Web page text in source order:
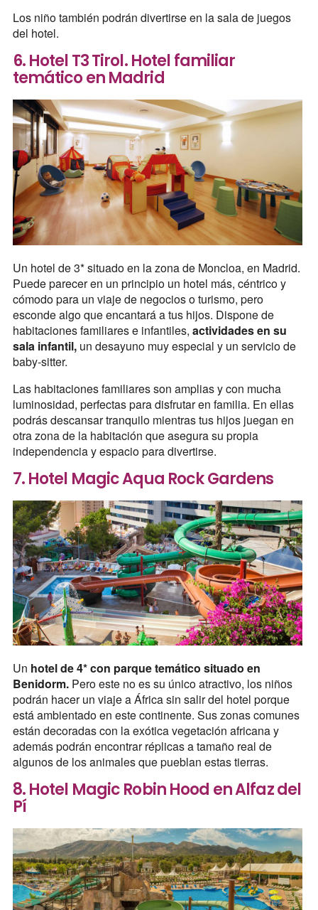
Los niño también podrán divertirse en la sala de juegos
del hotel.
6. Hotel T3 Tirol. Hotel familiar
temático en Madrid
Un hotel de 3* situado en la zona de Moncloa, en Madrid.
Puede parecer en un principio un hotel más, céntrico y
cómodo para un viaje de negocios o turismo, pero
esconde algo que encantará a tus hijos. Dispone de
habitaciones familiares e infantiles, actividades en su
sala infantil,un desayuno muy especial y un servicio de
baby-sitter.
Las habitaciones familiares son amplias y con mucha
luminosidad, perfectas para disfrutar en familia. En ellas
podrás descansar tranquilo mientras tus hijos juegan en
otra zona de la habitación que asegura su propia
independencia y espacio para divertirse.
7. Hotel Magic Aqua Rock Gardens
Un hotel de 4* con parque temático situado en
Benidorm.Pero este no es su único atractivo, los niños
podrán hacer un viaje a África sin salir del hotel porque
está ambientado en este continente. Sus zonas comunes
están decoradas con la exótica vegetación africana y
además podrán encontrar réplicas a tamaño real de
algunos de los animales que pueblan estas tierras.
8. Hotel Magic Robin Hood en Alfaz del
Pí